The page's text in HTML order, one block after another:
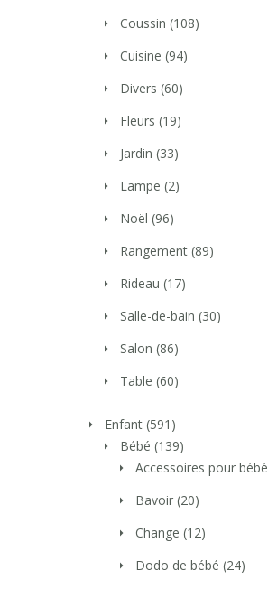
Coussin (108)
Cuisine (94)
Divers (60)
Fleurs (19)
Jardin (33)
Lampe (2)
Noël (96)
Rangement (89)
Rideau (17)
Salle-de-bain (30)
Salon (86)
Table (60)
Enfant (591)
Bébé (139)
Accessoires pour bébé
Bavoir (20)
Change (12)
Dodo de bébé (24)